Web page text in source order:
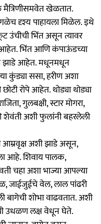
खेळतात.
दृश्य पाहायला मिळेल. इथे
उंचीची भिंत असून त्यावर
भिंत आणि कंपाऊंडच्या
झाडे आहेत. मधूनमधून
कुंड्या ससा, हरीण अशा
रोपे आहेत. थोड्या थोड्या
गुलबक्षी, स्टार मोगरा,
शेवंती अशी फुलांनी बहरलेली
आम्रवृक्ष अशी झाडे असून,
आहे. शिवाय पालक,
चहा अशा भाज्या आपल्या
जाईजुईचे वेल, लाल पांढरी
शोभा वाढवतात. अशी
उधळण लक्ष वेधून घेते.